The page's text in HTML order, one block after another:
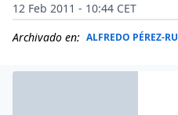
12 Feb 2011 - 10:44 CET
Archivado en: ALFREDO PÉREZ-